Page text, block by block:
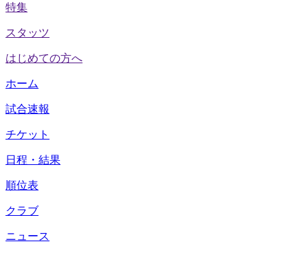
特集
スタッツ
はじめての方へ
ホーム
試合速報
チケット
日程・結果
順位表
クラブ
ニュース